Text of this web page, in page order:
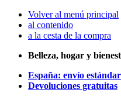
Volver al menú principal
al contenido
a la cesta de la compra
Belleza, hogar y
España: envío
Devoluciones gratuitas